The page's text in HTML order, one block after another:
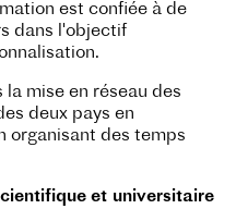
est confiée à de
dans l'objectif
mise en réseau des
deux pays en
organisant des temps
et universitaire